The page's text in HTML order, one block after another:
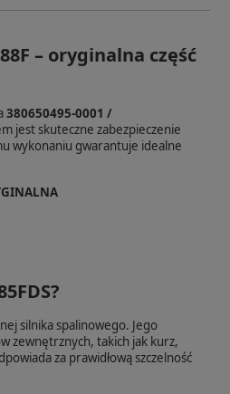
– oryginalna część
380650495-0001 /
jest skuteczne zabezpieczenie
wykonaniu gwarantuje idealne
silnika spalinowego. Jego
zewnętrznych, takich jak kurz,
za prawidłową szczelność